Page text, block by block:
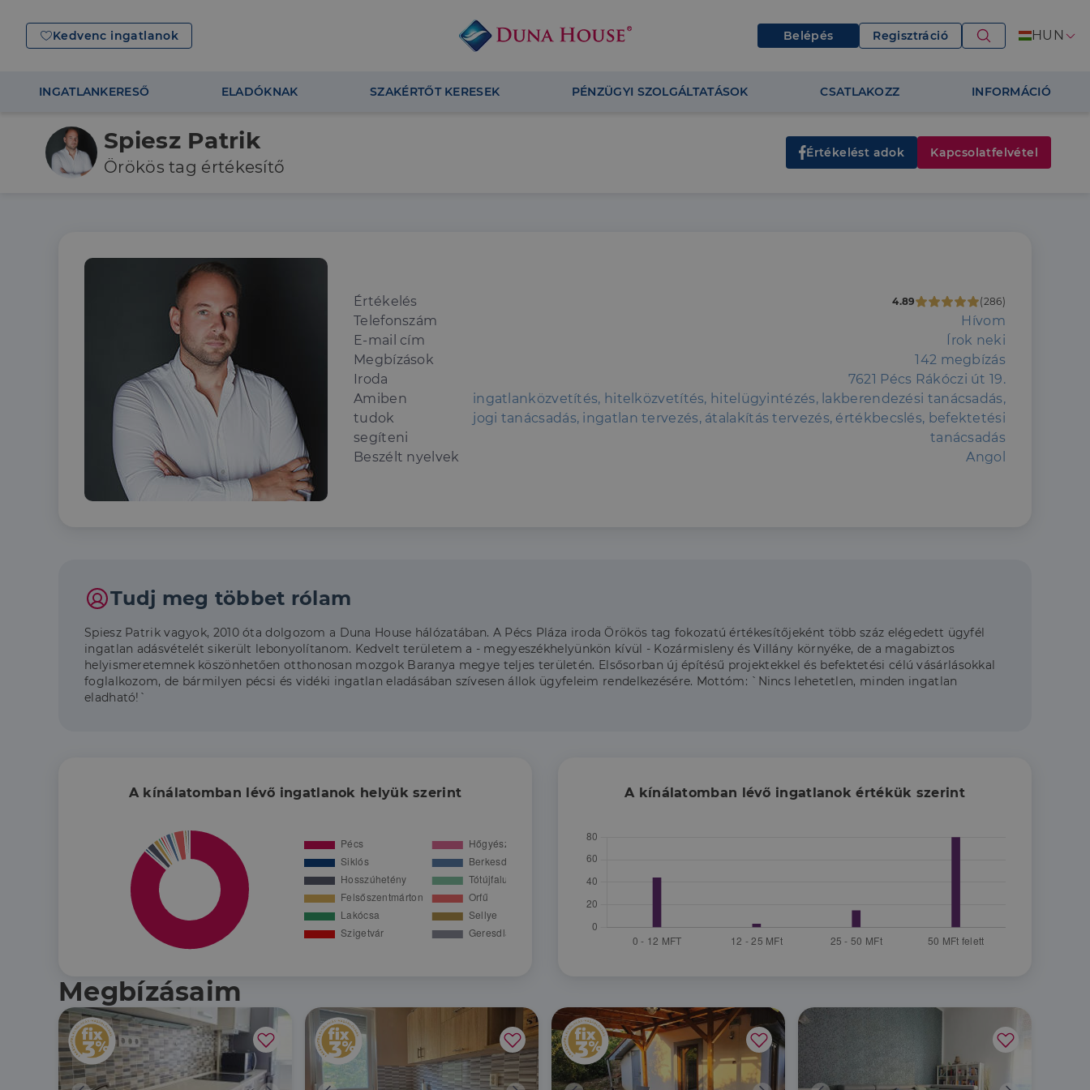
Kedvenc ingatlanok Belépés Regisztráció HUN
INGATLANKERESŐ ELADÓKNAK SZAKÉRTŐT KERESEK PÉNZÜGYI SZOLGÁLTATÁSOK CSATLAKOZZ INFORMÁCIÓ
Spiesz Patrik
Örökös tag értékesítő
Értékelést adok Kapcsolatfelvétel
Értékelés 4.89 (286)
Telefonszám
Hívom
E-mail cím
Írok neki
Megbízások
142 megbízás
Iroda
7621 Pécs Rákóczi út 19.
Amiben
tudok
segíteni
ingatlanközvetítés, hitelközvetítés, hitelügyintézés, lakberendezési tanácsadás,
jogi tanácsadás, ingatlan tervezés, átalakítás tervezés, értékbecslés, befektetési
tanácsadás
Beszélt nyelvek
Angol
Tudj meg többet rólam
Spiesz Patrik vagyok, 2010 óta dolgozom a Duna House hálózatában. A Pécs Pláza iroda Örökös tag fokozatú értékesítőjeként több száz elégedett ügyfél
ingatlan adásvételét sikerült lebonyolítanom. Kedvelt területem a - megyeszékhelyünkön kívül - Kozármisleny és Villány környéke, de a magabiztos
helyismeretemnek köszönhetően otthonosan mozgok Baranya megye teljes területén. Elsősorban új építésű projektekkel és befektetési célú vásárlásokkal
foglalkozom, de bármilyen pécsi és vidéki ingatlan eladásában szívesen állok ügyfeleim rendelkezésére. Mottóm: `Nincs lehetetlen, minden ingatlan
eladható!`
A kínálatomban lévő ingatlanok helyük szerint A kínálatomban lévő ingatlanok értékük szerint
Megbízásaim